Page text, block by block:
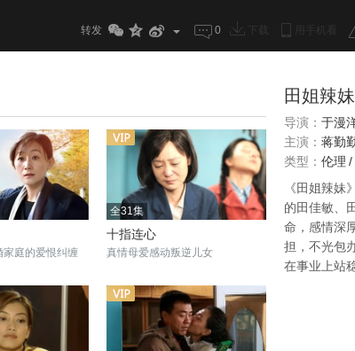
转发 0
家庭的爱恨纠缠
全31集
十指连心
真情母爱感动叛逆儿女
田姐辣妹
导演： 于漫
主演： 蒋勤
类型： 伦理 /
《田姐辣妹
的田佳敏、
命，感情深
担，不光包
在事业上站